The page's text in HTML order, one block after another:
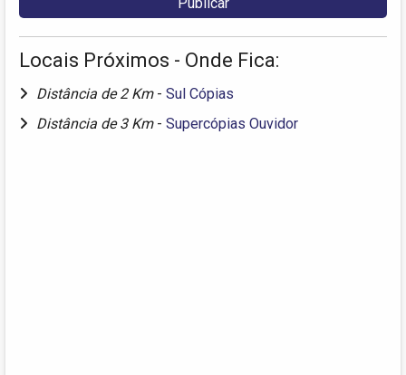
Locais Próximos - Onde Fica:
Distância de 2 Km - Sul Cópias
Distância de 3 Km - Supercópias Ouvidor